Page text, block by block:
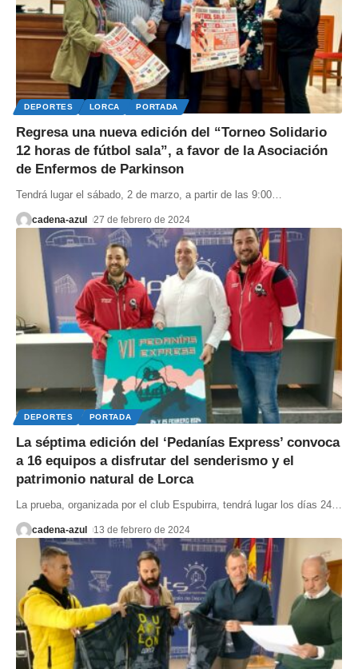
DEPORTES LORCA PORTADA
Regresa una nueva edición del “Torneo Solidario
12 horas de fútbol sala”, a favor de la Asociación
de Enfermos de Parkinson
Tendrá lugar el sábado, 2 de marzo, a partir de las 9:00
cadena-azul 27 de febrero de 2024
DEPORTES PORTADA
La séptima edición del ‘Pedanías Express’ convoca
a 16 equipos a disfrutar del senderismo y el
patrimonio natural de Lorca
La prueba, organizada por el club Espubirra, tendrá lugar los días 24
cadena-azul 13 de febrero de 2024